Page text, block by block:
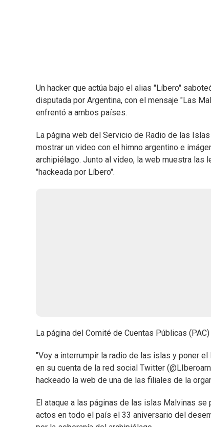
Un hacker que actúa bajo el alias "Líbero"
disputada por Argentina, con el mensaje "Las
enfrentó a ambos países.
La página web del Servicio de Radio de las
mostrar un video con el himno argentino e
archipiélago. Junto al video, la web muestra las
"hackeada por Líbero".
La página del Comité de Cuentas Públicas
"Voy a interrumpir la radio de las islas y poner
en su cuenta de la red social Twitter
hackeado la web de una de las filiales de la
El ataque a las páginas de las islas Malvinas
actos en todo el país el 33 aniversario del